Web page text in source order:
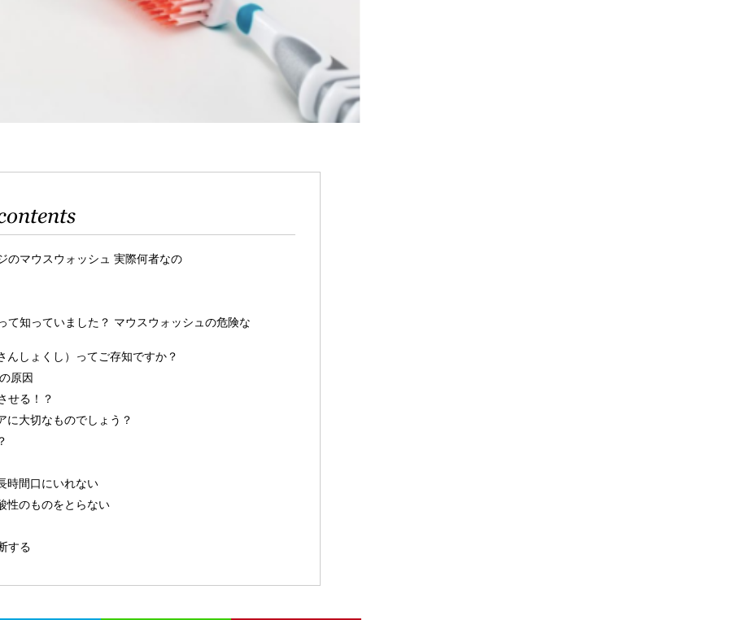
マウスウォッシュ 実際何者なの
知っていました？ マウスウォッシュの危険な
しょくし）ってご存知ですか？
原因
せる！？
に大切なものでしょう？
時間口にいれない
性のものをとらない
する